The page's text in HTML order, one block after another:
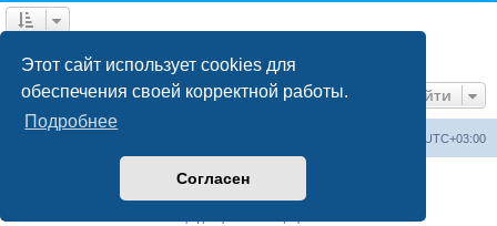
Этот сайт использует cookies для
обеспечения своей корректной работы.
Подробнее
Согласен
Перейти
UTC+03:00
Создано на основеphpBB® Forum Software © phpBB Limited
Русская поддержка phpBB